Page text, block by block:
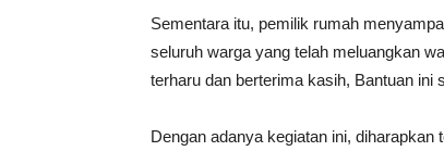
Sementara itu, pemilik rumah
seluruh warga yang telah meluangkan
terharu dan berterima kasih, Bantuan ini
Dengan adanya kegiatan ini,